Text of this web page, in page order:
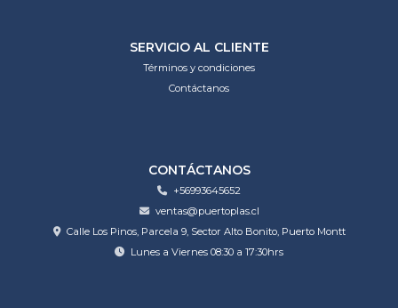
SERVICIO AL CLIENTE
Términos y condiciones
Contáctanos
CONTÁCTANOS
+56993645652
ventas@puertoplas.cl
Calle Los Pinos, Parcela 9, Sector Alto Bonito, Puerto Montt
Lunes a Viernes 08:30 a 17:30hrs